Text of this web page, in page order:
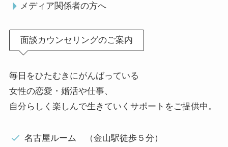
メディア関係者の方へ
面談カウンセリングのご案内
毎日をひたむきにがんばっている
女性の恋愛・婚活や仕事、
自分らしく楽しんで生きていくサポートをご提供中。
名古屋ルーム （金山駅徒歩５分）